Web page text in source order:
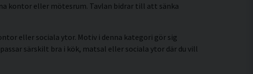
kontor eller mötesrum. Tavlan bidrar till att sänka
eller sociala ytor. Motiv i denna kategori gör sig
särskilt bra i kök, matsal eller sociala ytor där du vill